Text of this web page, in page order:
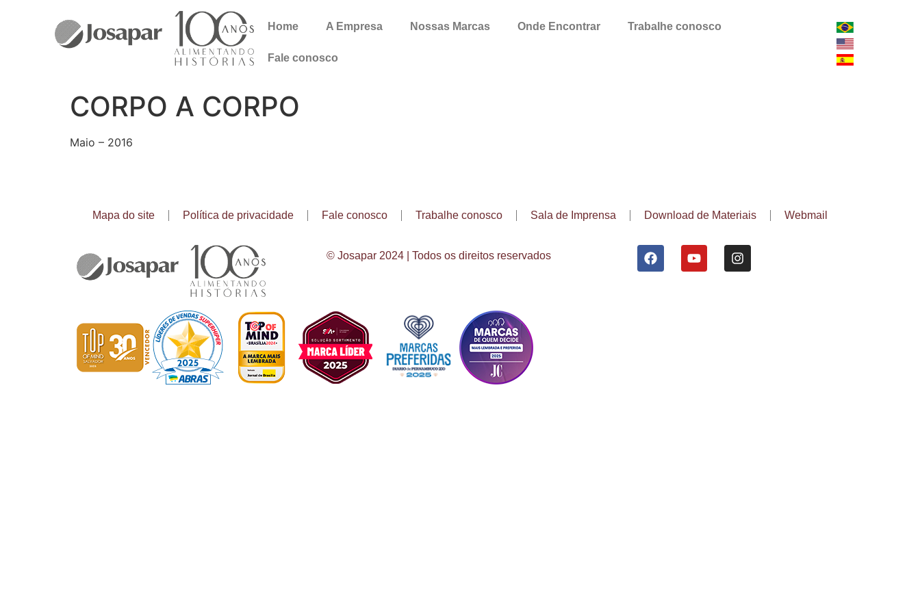
Home A Empresa Nossas Marcas Onde Encontrar Trabalhe conosco
Fale conosco
CORPO A CORPO
Maio – 2016
Mapa do site Política de privacidade Fale conosco Trabalhe conosco Sala de Imprensa Download de Materiais Webmail
© Josapar 2024 | Todos os direitos reservados